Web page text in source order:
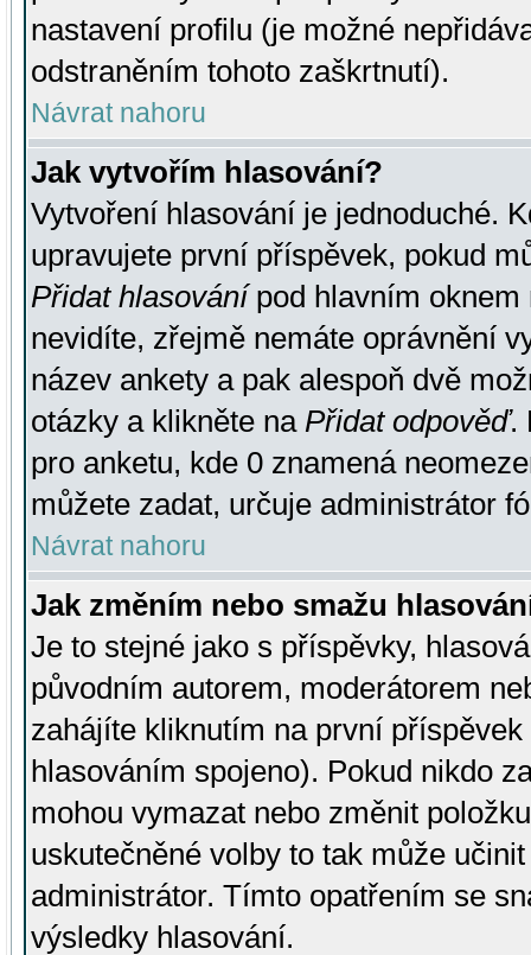
nastavení profilu (je možné
odstraněním tohoto zaškrtnutí).
Návrat nahoru
Jak vytvořím hlasování?
Vytvoření hlasování je jednoduché.
upravujete první příspěvek, pokud
Přidat hlasovánípod hlavním oknem
nevidíte, zřejmě nemáte oprávnění
název ankety a pak alespoň dvě
otázky a klikněte na Přidat odpověď.
pro anketu, kde 0 znamená
můžete zadat, určuje administrátor
Návrat nahoru
Jak změním nebo smažu
Je to stejné jako s příspěvky,
původním autorem, moderátorem
zahájíte kliknutím na první
hlasováním spojeno). Pokud nikdo
mohou vymazat nebo změnit
uskutečněné volby to tak může
administrátor. Tímto opatřením se
výsledky hlasování.